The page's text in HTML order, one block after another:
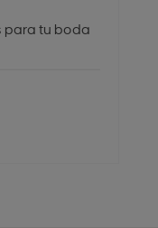
para tu boda